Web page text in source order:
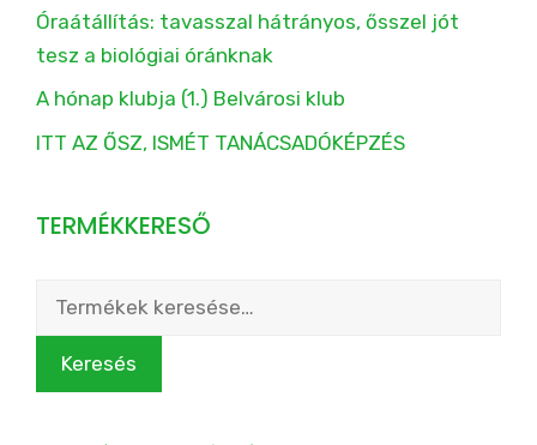
Óraátállítás: tavasszal hátrányos, ősszel jót
tesz a biológiai óránknak
A hónap klubja (1.) Belvárosi klub
ITT AZ ŐSZ, ISMÉT TANÁCSADÓKÉPZÉS
TERMÉKKERESŐ
Keresés
következőre:
Keresés